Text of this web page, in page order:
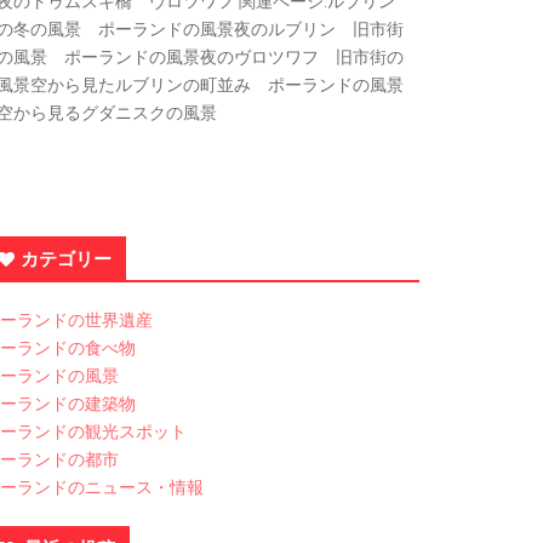
冬の風景 ポーランドの風景夜のルブリン 旧市街
風景 ポーランドの風景夜のヴロツワフ 旧市街の
風景空から見たルブリンの町並み ポーランドの風景
から見るグダニスクの風景
カテゴリー
ランドの世界遺産
ランドの食べ物
ランドの風景
ランドの建築物
ランドの観光スポット
ランドの都市
ランドのニュース・情報